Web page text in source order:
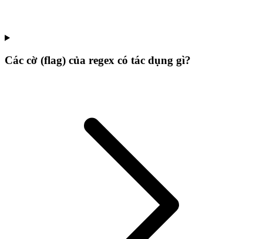
Các cờ (flag) của regex có tác dụng gì?